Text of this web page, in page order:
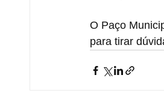
O Paço
para tirar